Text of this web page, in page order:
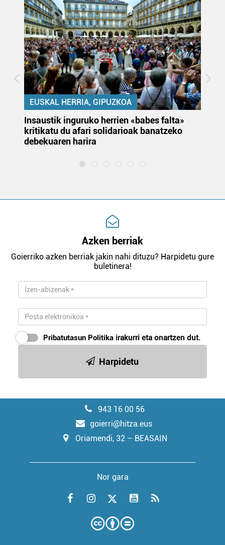
EUSKAL HERRIA, GIPUZKOA
Insaustik inguruko herrien «babes falta»
kritikatu du afari solidarioak banatzeko
debekuaren harira
Azken berriak
Goierriko azken berriak jakin nahi dituzu? Harpidetu gure
buletinera!
Pribatutasun Politika irakurri eta onartzen dut.
Harpidetu
943 16 00 56
goierri@hitza.eus
Oriamendi, 32 – BEASAIN
Nor gara